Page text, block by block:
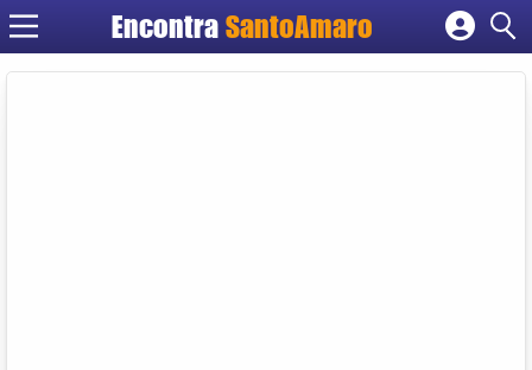
Encontra SantoAmaro
Cadastrar empresa